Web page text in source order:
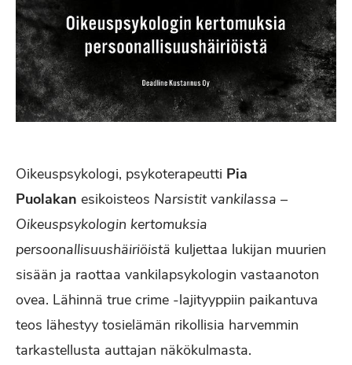
Oikeuspsykologi, psykoterapeutti Pia
Puolakan esikoisteos Narsistit vankilassa –
Oikeuspsykologin kertomuksia
persoonallisuushäiriöistä kuljettaa lukijan muurien
sisään ja raottaa vankilapsykologin vastaanoton
ovea. Lähinnä true crime -lajityyppiin paikantuva
teos lähestyy tosielämän rikollisia harvemmin
tarkastellusta auttajan näkökulmasta.